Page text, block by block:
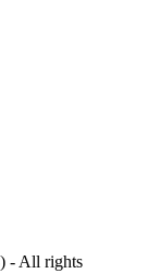
- All rights